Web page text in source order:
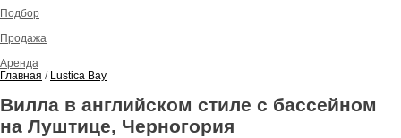
Подбор
Продажа
Аренда
Главная / Lustica Bay
Вилла в английском стиле с бассейном
на Луштице, Черногория